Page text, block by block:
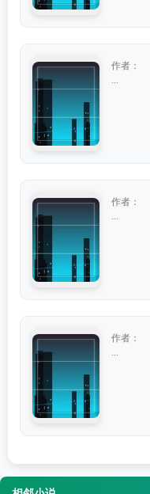
作者：
作者：
作者：